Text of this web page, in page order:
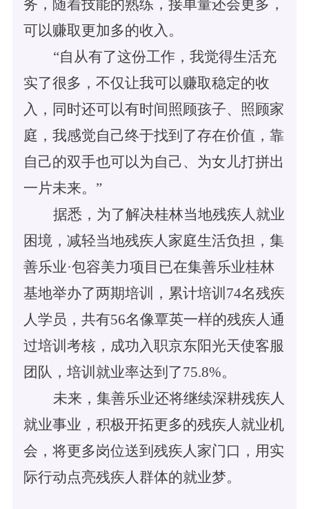
务，随着技能的熟练，接单量还会更多，
可以赚取更加多的收入。
“自从有了这份工作，我觉得生活充
实了很多，不仅让我可以赚取稳定的收
入，同时还可以有时间照顾孩子、照顾家
庭，我感觉自己终于找到了存在价值，靠
自己的双手也可以为自己、为女儿打拼出
一片未来。”
据悉，为了解决桂林当地残疾人就业
困境，减轻当地残疾人家庭生活负担，集
善乐业·包容美力项目已在集善乐业桂林
基地举办了两期培训，累计培训74名残疾
人学员，共有56名像覃英一样的残疾人通
过培训考核，成功入职京东阳光天使客服
团队，培训就业率达到了75.8%。
未来，集善乐业还将继续深耕残疾人
就业事业，积极开拓更多的残疾人就业机
会，将更多岗位送到残疾人家门口，用实
际行动点亮残疾人群体的就业梦。